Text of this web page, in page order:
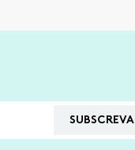
SUBSCREVA